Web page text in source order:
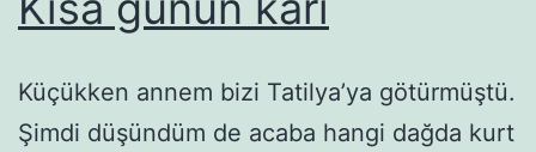
Küçükken annem bizi Tatilya’ya götürmüştü.
Şimdi düşündüm de acaba hangi dağda kurt